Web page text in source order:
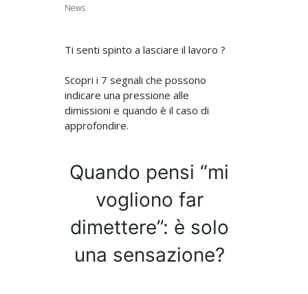
News
Ti senti spinto a lasciare il lavoro ?
Scopri i 7 segnali che possono
indicare una pressione alle
dimissioni e quando è il caso di
approfondire.
Quando pensi “mi
vogliono far
dimettere”: è solo
una sensazione?